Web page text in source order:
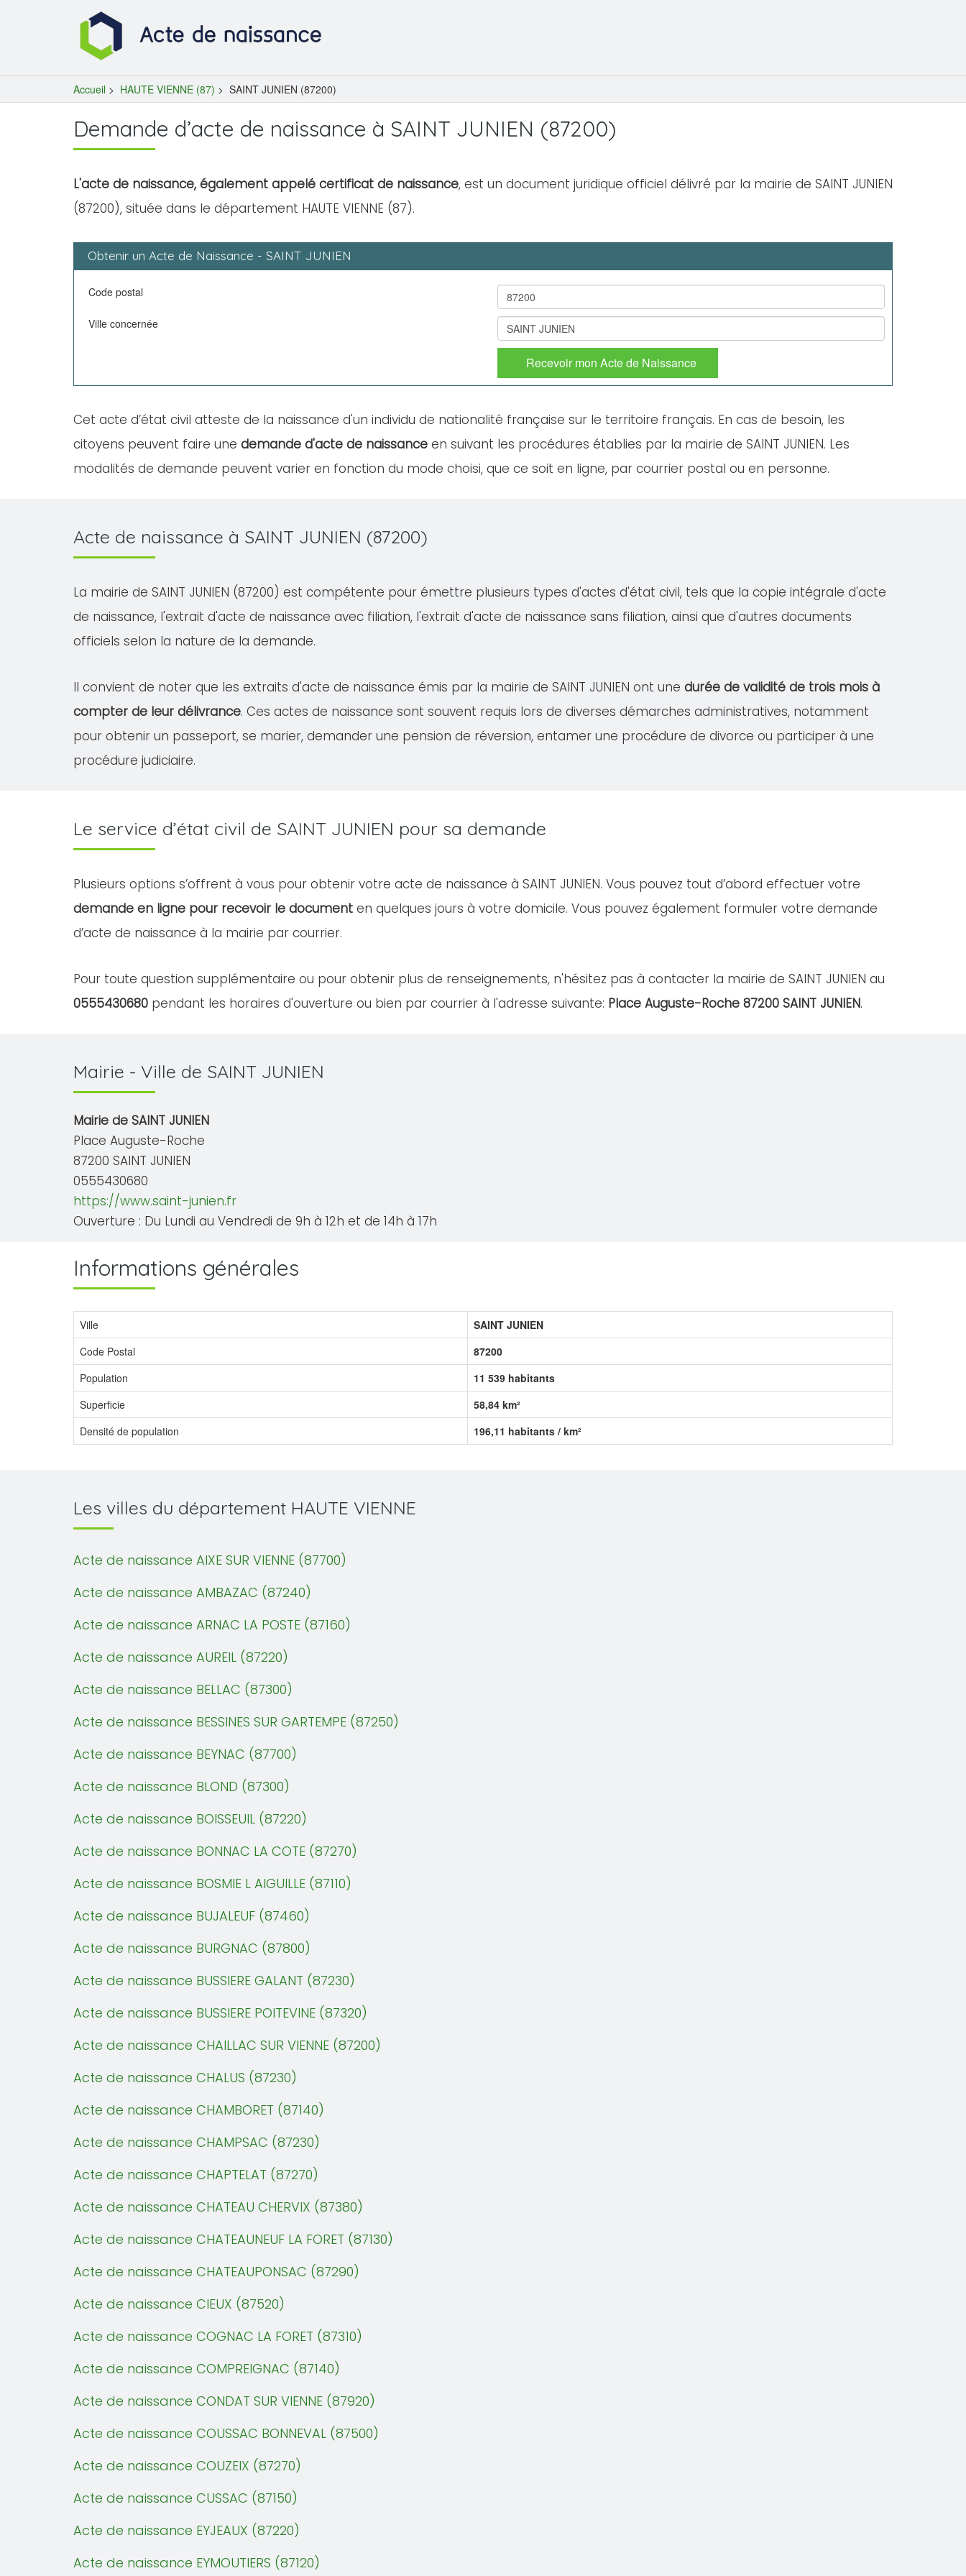
Accueil > HAUTE VIENNE (87) > SAINT JUNIEN (87200)
Demande d’acte de naissance à SAINT JUNIEN (87200)
L'acte de naissance, également appelé certificat de naissance, est un document juridique officiel délivré par la mairie de SAINT JUNIEN
(87200), située dans le département HAUTE VIENNE (87).
Obtenir un Acte de Naissance - SAINT JUNIEN
Code postal
Ville concernée
Recevoir mon Acte de Naissance
Cet acte d’état civil atteste de la naissance d'un individu de nationalité française sur le territoire français. En cas de besoin, les
citoyens peuvent faire une demande d'acte de naissance en suivant les procédures établies par la mairie de SAINT JUNIEN. Les
modalités de demande peuvent varier en fonction du mode choisi, que ce soit en ligne, par courrier postal ou en personne.
Acte de naissance à SAINT JUNIEN (87200)
La mairie de SAINT JUNIEN (87200) est compétente pour émettre plusieurs types d'actes d'état civil, tels que la copie intégrale d'acte
de naissance, l'extrait d'acte de naissance avec filiation, l'extrait d'acte de naissance sans filiation, ainsi que d'autres documents
officiels selon la nature de la demande.
Il convient de noter que les extraits d'acte de naissance émis par la mairie de SAINT JUNIEN ont une durée de validité de trois mois à
compter de leur délivrance. Ces actes de naissance sont souvent requis lors de diverses démarches administratives, notamment
pour obtenir un passeport, se marier, demander une pension de réversion, entamer une procédure de divorce ou participer à une
procédure judiciaire.
Le service d’état civil de SAINT JUNIEN pour sa demande
Plusieurs options s’offrent à vous pour obtenir votre acte de naissance à SAINT JUNIEN. Vous pouvez tout d’abord effectuer votre
demande en ligne pour recevoir le document en quelques jours à votre domicile. Vous pouvez également formuler votre demande
d’acte de naissance à la mairie par courrier.
Pour toute question supplémentaire ou pour obtenir plus de renseignements, n'hésitez pas à contacter la mairie de SAINT JUNIEN au
0555430680 pendant les horaires d'ouverture ou bien par courrier à l'adresse suivante: Place Auguste-Roche 87200 SAINT JUNIEN.
Mairie - Ville de SAINT JUNIEN
Mairie de SAINT JUNIEN
Place Auguste-Roche
87200 SAINT JUNIEN
0555430680
https://www.saint-junien.fr
Ouverture : Du Lundi au Vendredi de 9h à 12h et de 14h à 17h
Informations générales
Ville
SAINT JUNIEN
Code Postal
87200
Population
11 539 habitants
Superficie
58,84 km²
Densité de population
196,11 habitants / km²
Les villes du département HAUTE VIENNE
Acte de naissance AIXE SUR VIENNE (87700)
Acte de naissance AMBAZAC (87240)
Acte de naissance ARNAC LA POSTE (87160)
Acte de naissance AUREIL (87220)
Acte de naissance BELLAC (87300)
Acte de naissance BESSINES SUR GARTEMPE (87250)
Acte de naissance BEYNAC (87700)
Acte de naissance BLOND (87300)
Acte de naissance BOISSEUIL (87220)
Acte de naissance BONNAC LA COTE (87270)
Acte de naissance BOSMIE L AIGUILLE (87110)
Acte de naissance BUJALEUF (87460)
Acte de naissance BURGNAC (87800)
Acte de naissance BUSSIERE GALANT (87230)
Acte de naissance BUSSIERE POITEVINE (87320)
Acte de naissance CHAILLAC SUR VIENNE (87200)
Acte de naissance CHALUS (87230)
Acte de naissance CHAMBORET (87140)
Acte de naissance CHAMPSAC (87230)
Acte de naissance CHAPTELAT (87270)
Acte de naissance CHATEAU CHERVIX (87380)
Acte de naissance CHATEAUNEUF LA FORET (87130)
Acte de naissance CHATEAUPONSAC (87290)
Acte de naissance CIEUX (87520)
Acte de naissance COGNAC LA FORET (87310)
Acte de naissance COMPREIGNAC (87140)
Acte de naissance CONDAT SUR VIENNE (87920)
Acte de naissance COUSSAC BONNEVAL (87500)
Acte de naissance COUZEIX (87270)
Acte de naissance CUSSAC (87150)
Acte de naissance EYJEAUX (87220)
Acte de naissance EYMOUTIERS (87120)